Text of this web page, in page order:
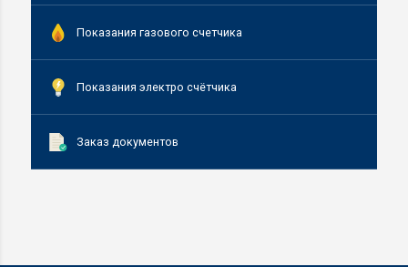
Показания газового счетчика
Показания электро счётчика
Заказ документов